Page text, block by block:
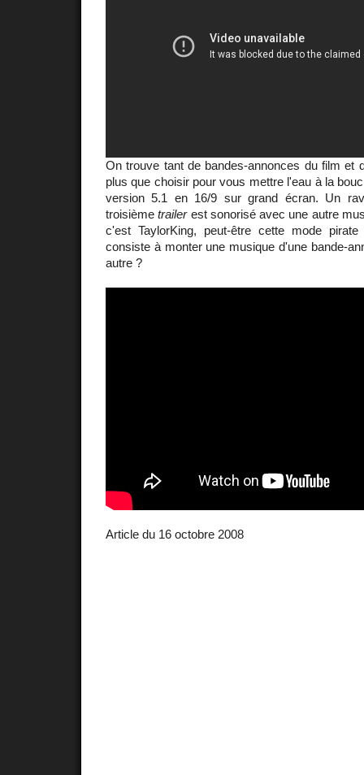
On trouve tant de bandes-annonces du film et
plus que choisir pour vous mettre l'eau à la
version 5.1 en 16/9 sur grand écran. Un
troisièmetrailerest sonorisé avec une autre
c'est TaylorKing, peut-être cette mode
consiste à monter une musique d'une bande-
autre ?
Article du 16 octobre 2008